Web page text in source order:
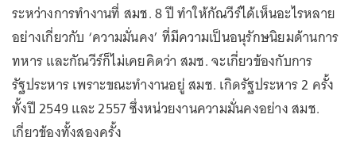
ระหว่างการทำงานที่ สมช. 8 ปี ทำให้กัณวีร์ได้เห็นอะไรหลาย
อย่างเกี่ยวกับ ‘ความมั่นคง’ ที่มีความเป็นอนุรักษนิยมด้านการ
ทหาร และกัณวีร์ก็ไม่เคยคิดว่า สมช. จะเกี่ยวข้องกับการ
รัฐประหาร เพราะขณะทำงานอยู่ สมช. เกิดรัฐประหาร 2 ครั้ง
ทั้งปี 2549 และ 2557 ซึ่งหน่วยงานความมั่นคงอย่าง สมช.
เกี่ยวข้องทั้งสองครั้ง